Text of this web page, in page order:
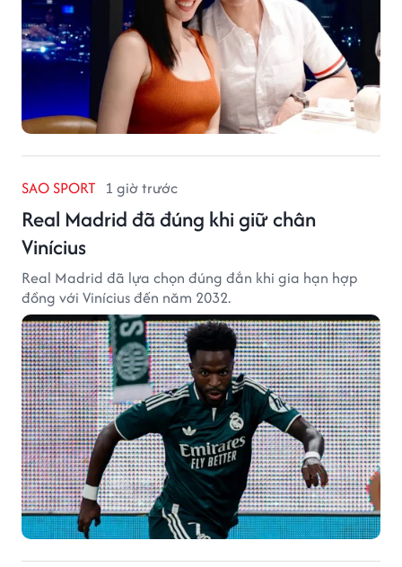
SAO SPORT 1 giờ trước
Real Madrid đã đúng khi giữ chân
Vinícius
Real Madrid đã lựa chọn đúng đắn khi gia hạn hợp
đồng với Vinícius đến năm 2032.